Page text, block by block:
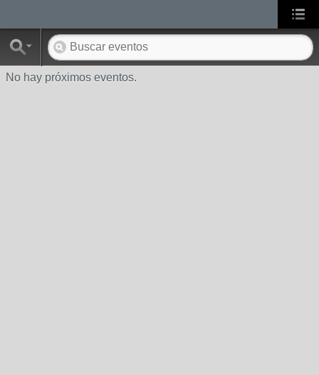
No hay próximos eventos.